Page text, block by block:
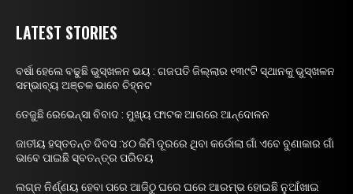
LATEST STORIES
ବର୍ଷା ହେଲେ ବଢୁଛି ଭୁସ୍ଖଳନ ଭୟ : ଗଜପତି ଜିଲ୍ଲାର ୧୩୯ଟି ସ୍ଥାନକୁ ଭୁସ୍ଖଳନ
ସମ୍ଭାବ୍ୟ ଅଞ୍ଚଳ ଭାବେ ଚିହ୍ନଟ
ତେଜୁଛି ରେଭେନ୍ସା ବିବାଦ : ମୁଖ୍ୟ ଫାଟକ ଆଗରେ ଆନ୍ଦୋଳନ
ଜାତୀୟ ହସ୍ତତନ୍ତ ଦିବସ :୪୦ କିମି ଦୂରରେ ଥିବା କର୍ଡୋଲା ଗାଁ ଏବେ ବୁଣାକାର ଗାଁ
ଭାବେ ପାଇଛି ସ୍ବତନ୍ତ୍ର ପରିଚୟ
ଲଗ୍ନ ନିର୍ଣ୍ଣୟ ହେବା ପରେ ଆଜିଠୁ ଘରେ ଘରେ ଆରମ୍ଭ ହୋଇଛି ନୁଆଁଖାଇ